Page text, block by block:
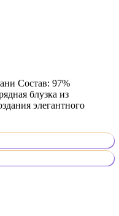
Состав: 97%
блузка из
элегантного